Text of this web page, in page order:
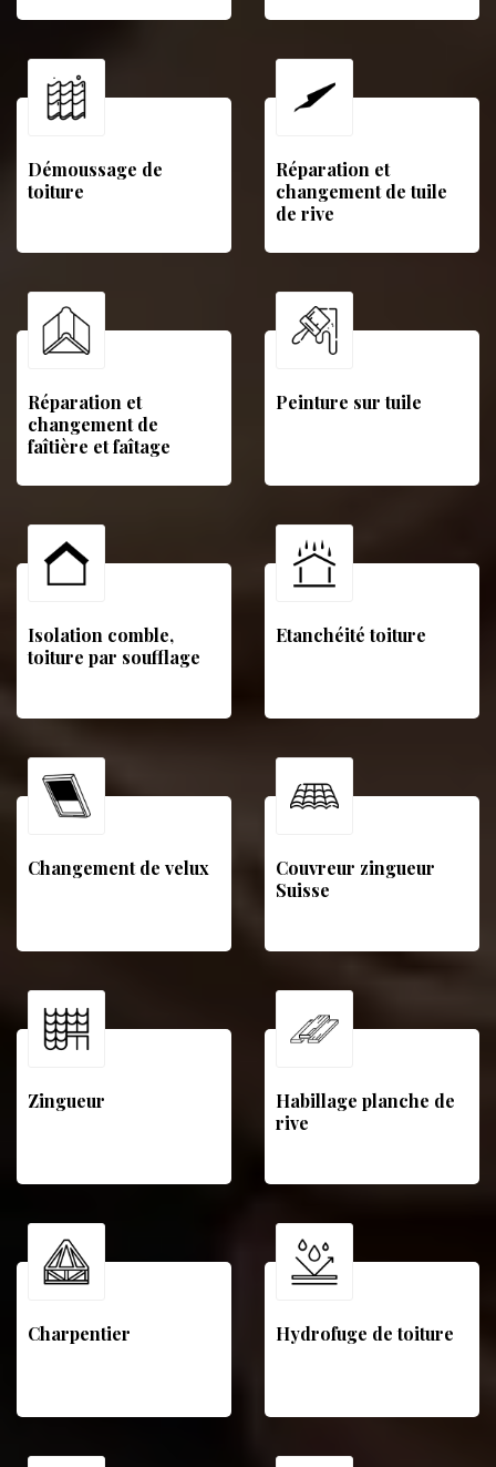
Démoussage de
toiture
Réparation et
changement de tuile
de rive
Réparation et
changement de
faîtière et faîtage
Peinture sur tuile
Isolation comble,
toiture par soufflage
Etanchéité toiture
Changement de velux
Couvreur zingueur
Suisse
Zingueur
Habillage planche de
rive
Charpentier Hydrofuge de toiture